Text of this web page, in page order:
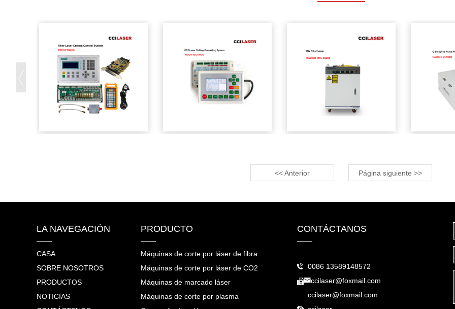
<< Anterior Página siguiente >>
LA NAVEGACIÓN
CASA
SOBRE NOSOTROS
PRODUCTOS
NOTICIAS
PRODUCTO
Máquinas de corte por láser de fibra
Máquinas de corte por láser de CO2
Máquinas de marcado láser
Máquinas de corte por plasma
CONTÁCTANOS
0086 13589148572
ccilaser@foxmail.com
ccilaser@foxmail.com